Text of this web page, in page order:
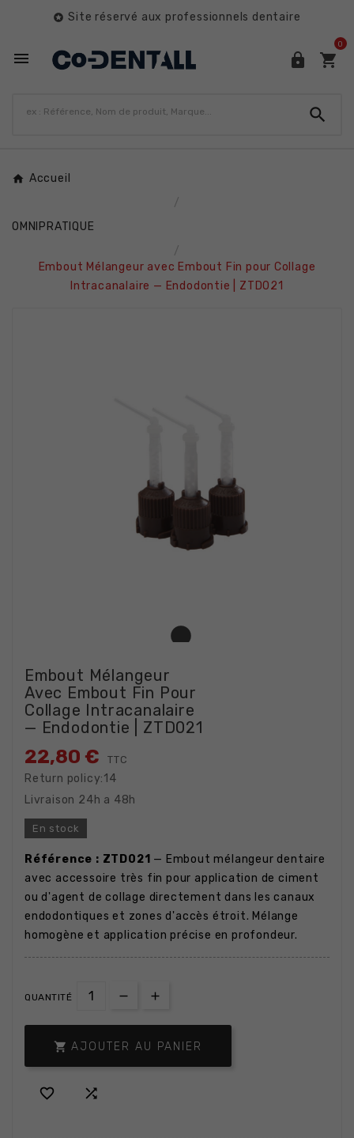
 Site réservé aux professionnels dentaire
  
0

Accueil
OMNIPRATIQUE
Embout Mélangeur avec Embout Fin pour Collage
Intracanalaire — Endodontie | ZTD021
Embout Mélangeur
Avec Embout Fin Pour
Collage Intracanalaire
— Endodontie | ZTD021
22,80 € TTC
Return policy:14
Livraison 24h a 48h
En stock
Référence : ZTD021 — Embout mélangeur dentaire
avec accessoire très fin pour application de ciment
ou d'agent de collage directement dans les canaux
endodontiques et zones d'accès étroit. Mélange
homogène et application précise en profondeur.
QUANTITÉ
 AJOUTER AU PANIER
 